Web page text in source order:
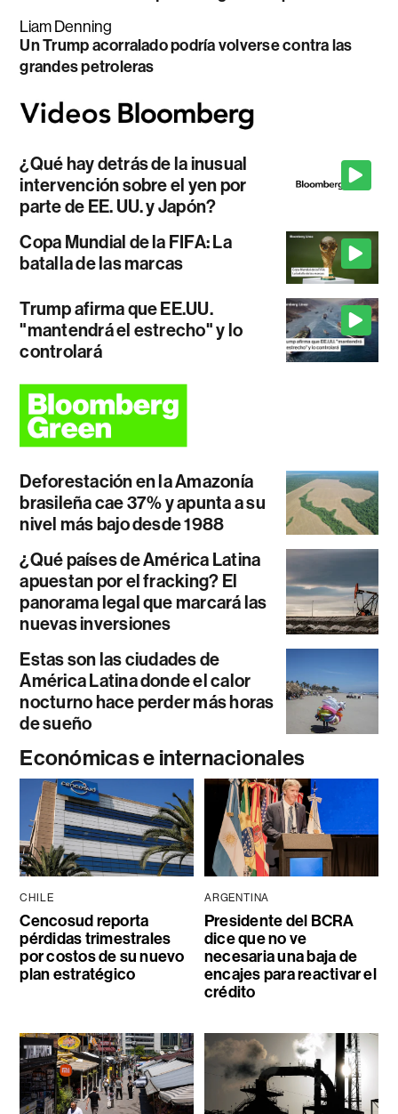
Liam Denning
Un Trump acorralado podría volverse contra las
grandes petroleras
¿Qué hay detrás de la inusual
intervención sobre el yen por
parte de EE. UU. y Japón?
Copa Mundial de la FIFA: La
batalla de las marcas
Trump afirma que EE.UU.
"mantendrá el estrecho" y lo
controlará
Deforestación en la Amazonía
brasileña cae 37% y apunta a su
nivel más bajo desde 1988
¿Qué países de América Latina
apuestan por el fracking? El
panorama legal que marcará las
nuevas inversiones
Estas son las ciudades de
América Latina donde el calor
nocturno hace perder más horas
de sueño
Económicas e internacionales
CHILE
Cencosud reporta
pérdidas trimestrales
por costos de su nuevo
plan estratégico
ARGENTINA
Presidente del BCRA
dice que no ve
necesaria una baja de
encajes para reactivar el
crédito